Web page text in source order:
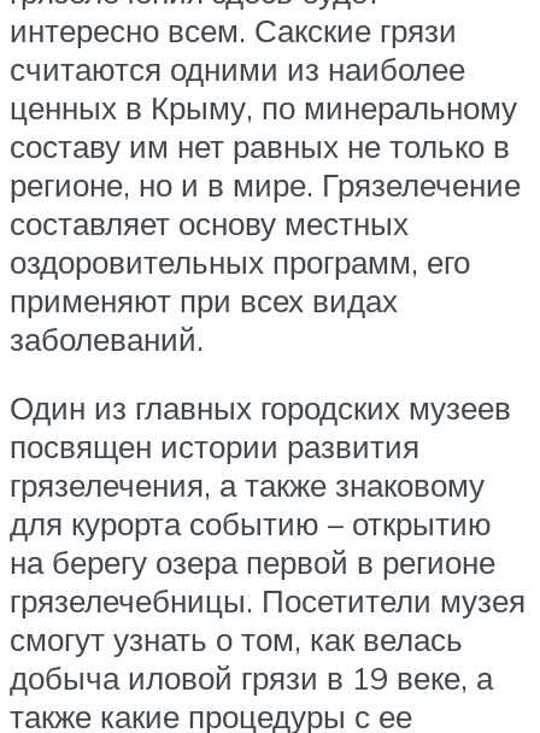
интересно всем. Сакские грязи
считаются одними из наиболее
ценных в Крыму, по минеральному
составу им нет равных не только в
регионе, но и в мире. Грязелечение
составляет основу местных
оздоровительных программ, его
применяют при всех видах
заболеваний.
Один из главных городских музеев
посвящен истории развития
грязелечения, а также знаковому
для курорта событию – открытию
на берегу озера первой в регионе
грязелечебницы. Посетители музея
смогут узнать о том, как велась
добыча иловой грязи в 19 веке, а
также какие процедуры с ее